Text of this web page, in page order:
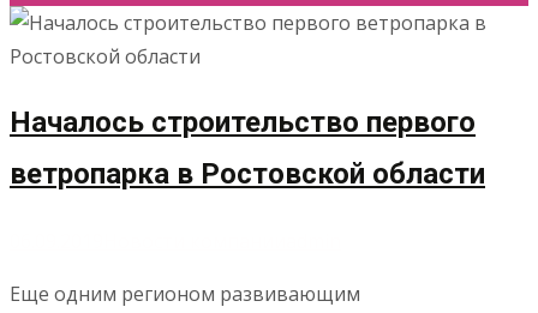
Началось строительство первого
ветропарка в Ростовской области
Еще одним регионом развивающим